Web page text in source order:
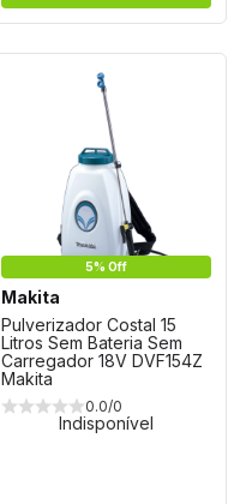
5% Off
Makita
Pulverizador Costal 15
Litros Sem Bateria Sem
Carregador 18V DVF154Z
Makita
0.0/0
Indisponível